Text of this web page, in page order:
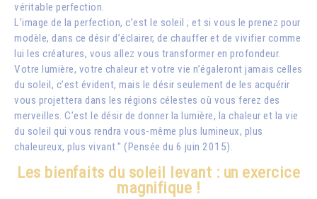
véritable perfection.
L’image de la perfection, c’est le soleil ; et si vous le prenez pour
modèle, dans ce désir d’éclairer, de chauffer et de vivifier comme
lui les créatures, vous allez vous transformer en profondeur.
Votre lumière, votre chaleur et votre vie n’égaleront jamais celles
du soleil, c’est évident, mais le désir seulement de les acquérir
vous projettera dans les régions célestes où vous ferez des
merveilles. C’est le désir de donner la lumière, la chaleur et la vie
du soleil qui vous rendra vous-même plus lumineux, plus
chaleureux, plus vivant." (Pensée du 6 juin 2015).
Les bienfaits du soleil levant : un exercice
magnifique !